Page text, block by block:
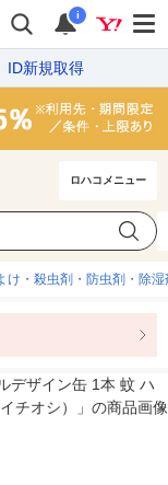
i
ID新規取得
ロハコメニュー
け・殺虫剤・防虫剤・除湿